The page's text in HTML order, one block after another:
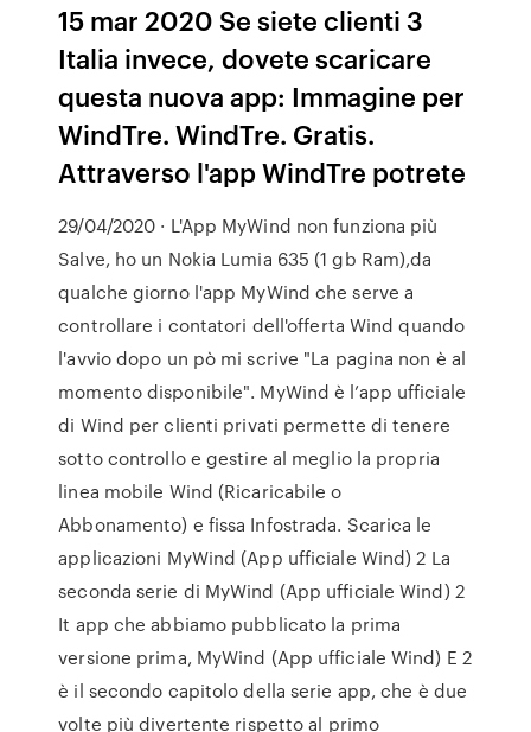
15 mar 2020 Se siete clienti 3
Italia invece, dovete scaricare
questa nuova app: Immagine per
WindTre. WindTre. Gratis.
Attraverso l'app WindTre potrete
29/04/2020 · L'App MyWind non funziona più
Salve, ho un Nokia Lumia 635 (1 gb Ram),da
qualche giorno l'app MyWind che serve a
controllare i contatori dell'offerta Wind quando
l'avvio dopo un pò mi scrive "La pagina non è al
momento disponibile". MyWind è l’app ufficiale
di Wind per clienti privati permette di tenere
sotto controllo e gestire al meglio la propria
linea mobile Wind (Ricaricabile o
Abbonamento) e fissa Infostrada. Scarica le
applicazioni MyWind (App ufficiale Wind) 2 La
seconda serie di MyWind (App ufficiale Wind) 2
It app che abbiamo pubblicato la prima
versione prima, MyWind (App ufficiale Wind) E 2
è il secondo capitolo della serie app, che è due
volte più divertente rispetto al primo